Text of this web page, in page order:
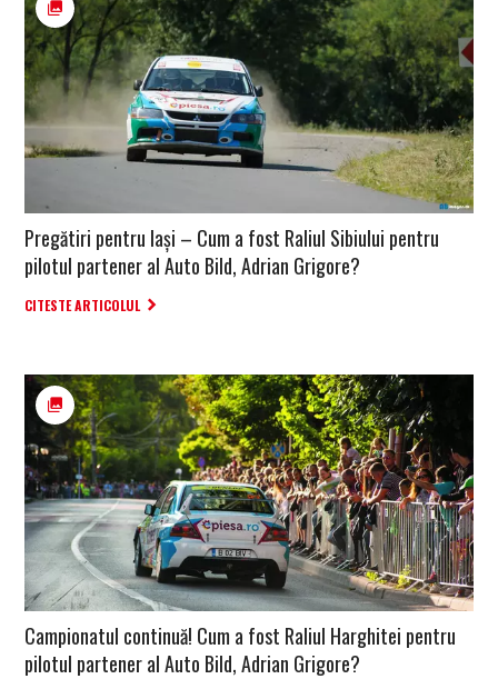
Pregătiri pentru Iași – Cum a fost Raliul Sibiului pentru
pilotul partener al Auto Bild, Adrian Grigore?
CITESTE ARTICOLUL
Campionatul continuă! Cum a fost Raliul Harghitei pentru
pilotul partener al Auto Bild, Adrian Grigore?